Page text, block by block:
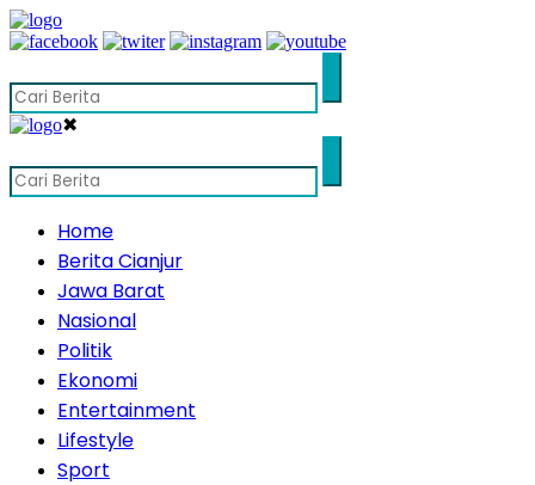
✖
Home
Berita Cianjur
Jawa Barat
Nasional
Politik
Ekonomi
Entertainment
Lifestyle
Sport